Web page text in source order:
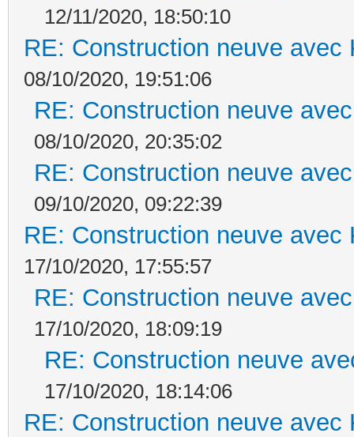
12/11/2020, 18:50:10
RE: Construction neuve avec
08/10/2020, 19:51:06
RE: Construction neuve
08/10/2020, 20:35:02
RE: Construction neuve
09/10/2020, 09:22:39
RE: Construction neuve avec
17/10/2020, 17:55:57
RE: Construction neuve
17/10/2020, 18:09:19
RE: Construction neuve
17/10/2020, 18:14:06
RE: Construction neuve avec